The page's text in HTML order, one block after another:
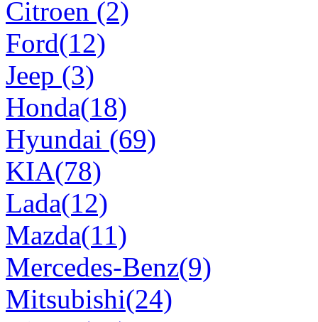
Citroen (2)
Ford(12)
Jeep (3)
Honda(18)
Hyundai (69)
KIA(78)
Lada(12)
Mazda(11)
Mercedes-Benz(9)
Mitsubishi(24)